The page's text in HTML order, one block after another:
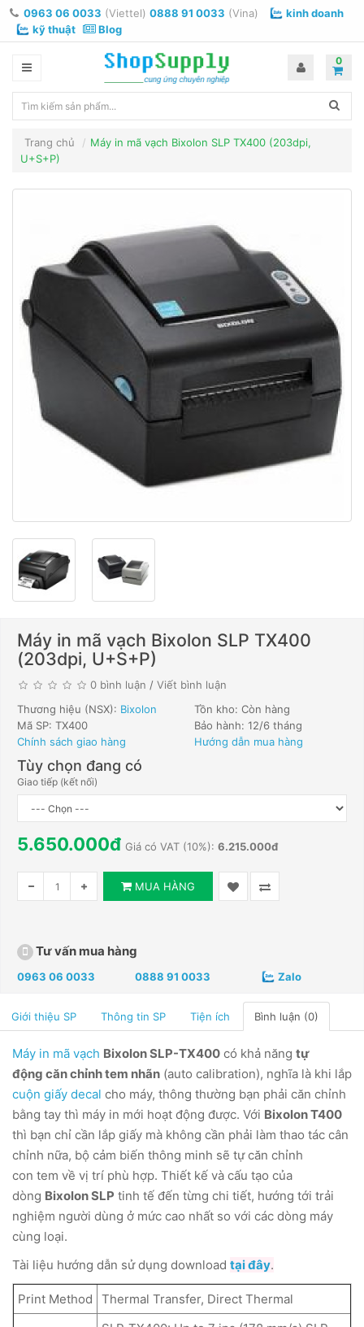
0963 06 0033 (Viettel) 0888 91 0033 (Vina)
kinh doanh
kỹ thuật
Blog
0
Trang chủ
Máy in mã vạch Bixolon SLP TX400 (203dpi,
U+S+P)
Máy in mã vạch Bixolon SLP TX400
(203dpi, U+S+P)
0 bình luận / Viết bình luận
Thương hiệu (NSX): Bixolon
Mã SP: TX400
Chính sách giao hàng
Tồn kho: Còn hàng
Bảo hành: 12/6 tháng
Hướng dẫn mua hàng
Tùy chọn đang có
Giao tiếp (kết nối)
5.650.000đ Giá có VAT (10%): 6.215.000đ
MUA HÀNG
Tư vấn mua hàng
0963 06 0033 0888 91 0033 Zalo
Giới thiệu SP Thông tin SP Tiện ích Bình luận (0)
Máy in mã vạch Bixolon SLP-TX400 có khả năng tự
động căn chỉnh tem nhãn (auto calibration), nghĩa là khi lắp
cuộn giấy decal cho máy, thông thường bạn phải căn chỉnh
bằng tay thì máy in mới hoạt động được. Với Bixolon T400
thì bạn chỉ cần lắp giấy mà không cần phải làm thao tác cân
chỉnh nữa, bộ cảm biến thông minh sẽ tự căn chỉnh
con tem về vị trí phù hợp. Thiết kế và cấu tạo của
dòng Bixolon SLP tinh tế đến từng chi tiết, hướng tới trải
nghiệm người dùng ở mức cao nhất so với các dòng máy
cùng loại.
Tài liệu hướng dẫn sử dụng download tại đây.
Print Method Thermal Transfer, Direct Thermal